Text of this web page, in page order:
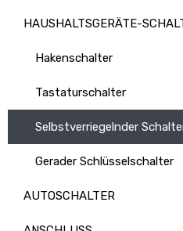
HAUSHALTSGERÄTE-
Hakenschalter
Tastaturschalter
Selbstverriegelnder
Gerader Schlüsselschalter
AUTOSCHALTER